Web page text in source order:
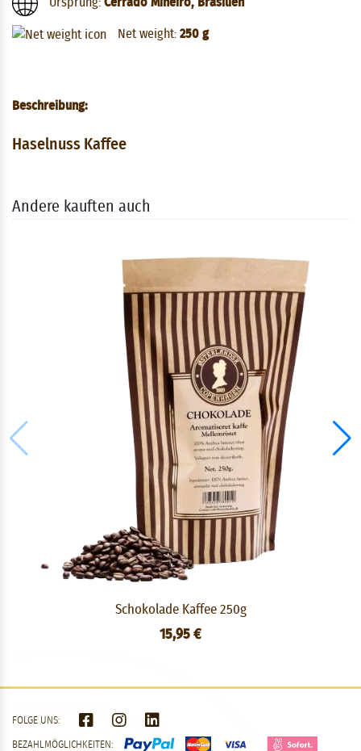
Ursprung: Cerrado Mineiro, Brasilien
Net weight: 250 g
Beschreibung:
Haselnuss Kaffee
Andere kauften auch
Schokolade Kaffee 250g
15,95 €
FOLGE UNS:
BEZAHLMÖGLICHKEITEN: